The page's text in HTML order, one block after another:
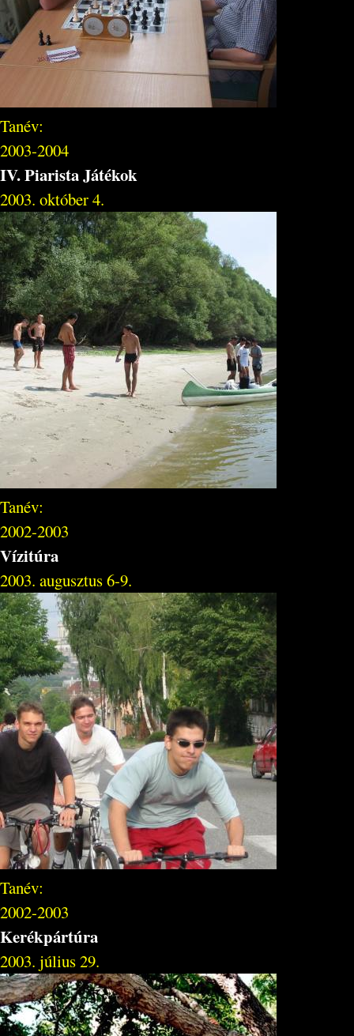
Tanév:
2003-2004
IV. Piarista Játékok
2003. október 4.
Tanév:
2002-2003
Vízitúra
2003. augusztus 6-9.
Tanév:
2002-2003
Kerékpártúra
2003. július 29.